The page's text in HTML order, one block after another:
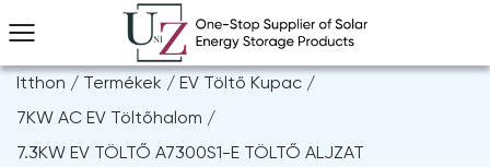
Itthon / Termékek / EV Töltő Kupac /
7KW AC EV Töltőhalom /
7.3KW EV TÖLTŐ A7300S1-E TÖLTŐ ALJZAT